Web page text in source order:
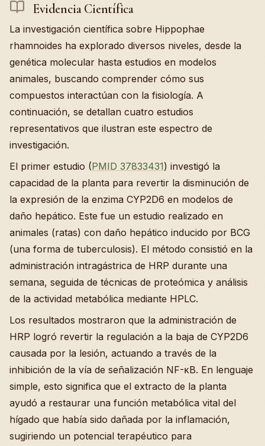
Evidencia Científica
La investigación científica sobre Hippophae
rhamnoides ha explorado diversos niveles, desde la
genética molecular hasta estudios en modelos
animales, buscando comprender cómo sus
compuestos interactúan con la fisiología. A
continuación, se detallan cuatro estudios
representativos que ilustran este espectro de
investigación.
El primer estudio (PMID 37833431) investigó la
capacidad de la planta para revertir la disminución de
la expresión de la enzima CYP2D6 en modelos de
daño hepático. Este fue un estudio realizado en
animales (ratas) con daño hepático inducido por BCG
(una forma de tuberculosis). El método consistió en la
administración intragástrica de HRP durante una
semana, seguida de técnicas de proteómica y análisis
de la actividad metabólica mediante HPLC.
Los resultados mostraron que la administración de
HRP logró revertir la regulación a la baja de CYP2D6
causada por la lesión, actuando a través de la
inhibición de la vía de señalización NF-κB. En lenguaje
simple, esto significa que el extracto de la planta
ayudó a restaurar una función metabólica vital del
hígado que había sido dañada por la inflamación,
sugiriendo un potencial terapéutico para